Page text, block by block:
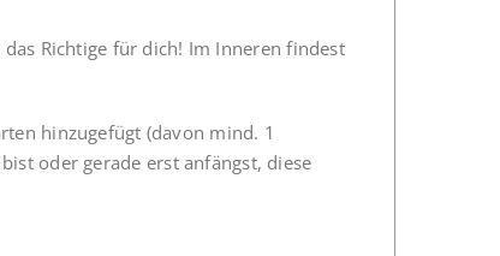
Richtige für dich! Im Inneren findest
hinzugefügt (davon mind. 1
oder gerade erst anfängst, diese